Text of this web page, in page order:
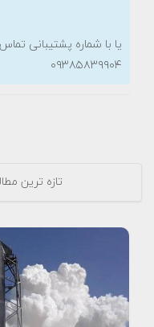
یا با شماره پشتیبانی
۰۹۳۸۵۸۳۹۹۰۴
تازه ترین